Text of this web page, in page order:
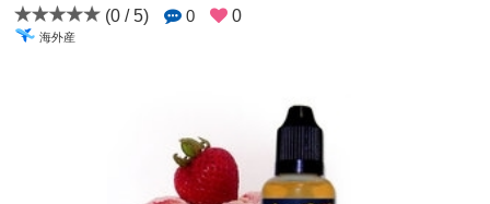
(0 / 5) 0 0
海外産